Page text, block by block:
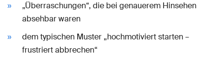
„Überraschungen“, die bei genauerem Hinsehen
absehbar waren
dem typischen Muster „hochmotiviert starten –
frustriert abbrechen“